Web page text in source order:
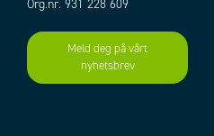
Add to existing cart row
Org.nr. 931 228 609
Meld deg på vårt
nyhetsbrev